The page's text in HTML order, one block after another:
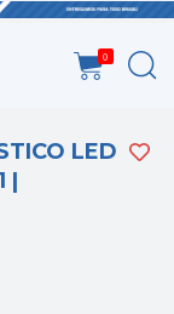
0
LED
|